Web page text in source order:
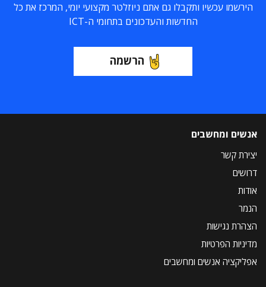
הירשמו עכשיו ותקבלו גם אתם ניוזלטר מקצועי יומי, המרכז את כל
החדשות והעדכונים בתחומי ה-ICT
הרשמה
אנשים ומחשבים
יצירת קשר
דרושים
אודות
הנמר
הצהרת נגישות
מדיניות הפרטיות
אפליקציה אנשים ומחשבים